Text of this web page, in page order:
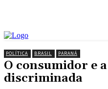
POLÍTICA BRASIL PARANÁ
O consumidor e
discriminada